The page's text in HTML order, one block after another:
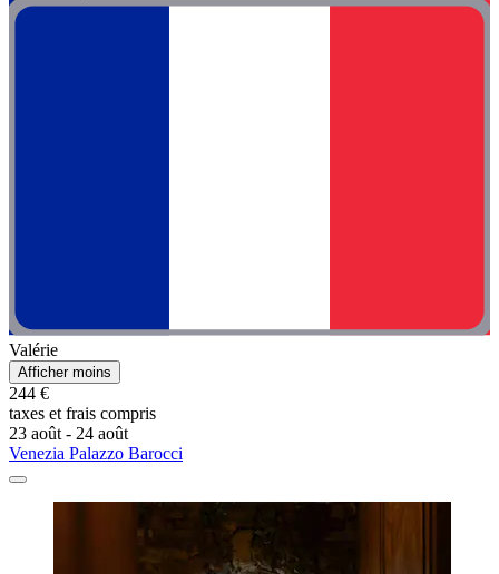
Valérie
Afficher moins
244 €
taxes et frais compris
23 août - 24 août
Venezia Palazzo Barocci